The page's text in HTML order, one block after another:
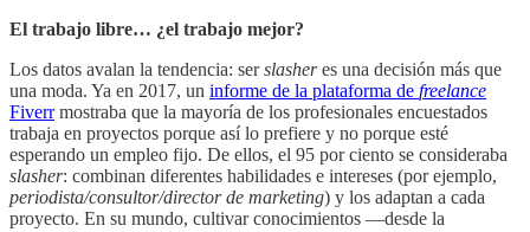
El trabajo libre… ¿el trabajo mejor?
Los datos avalan la tendencia: serslasheres una decisión más que
una moda. Ya en 2017, un informe de la plataforma de freelance
Fiverrmostraba que la mayoría de los profesionales encuestados
trabaja en proyectos porque así lo prefiere y no porque esté
esperando un empleo fijo. De ellos, el 95 por ciento se consideraba
slasher: combinan diferentes habilidades e intereses (por ejemplo,
periodista/consultor/director de marketing) y los adaptan a cada
proyecto. En su mundo, cultivar conocimientos —desde la